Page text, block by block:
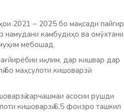
2021 – 2025 бо мақсади пайгирӣ
намудани камбудиҳо ва омӯхтани
мебошад.
иқлим, дар кишвар дар
бо маҳсулоти кишоварзӣ
сарчашмаи асосии рушди
кишоварзӣ 6,5 фоизро ташкил